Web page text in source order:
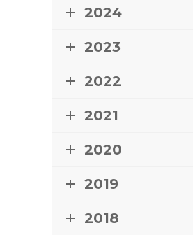
2024
2023
2022
2021
2020
2019
2018